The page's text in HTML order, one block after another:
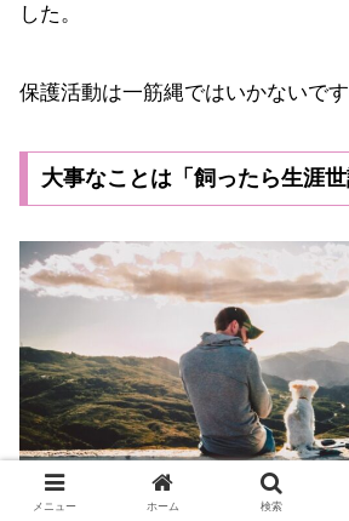
した。
保護活動は一筋縄ではいかないです
大事なことは「飼ったら生涯世
メニュー ホーム 検索